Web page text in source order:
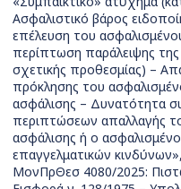
Ασφαλιστικό βάρος
επέλευση του
περίπτωση παράλειψης
σχετικής προθεσμίας) –
πρόκλησης του
ασφάλισης – Δυνατότητα
περιπτώσεων απαλλαγής
ασφάλισης ή ο
επαγγελματικών
ΜονΠρΘεσ 4080/2025: